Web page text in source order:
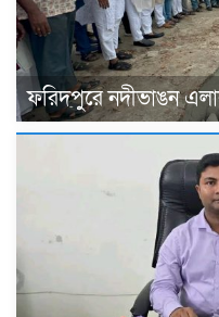
ফরিদপুরে নদীভাঙন